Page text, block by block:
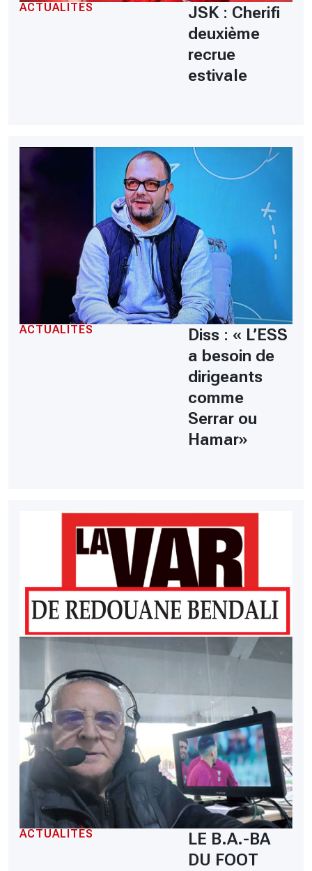
ACTUALITÉS
JSK : Cherifi
deuxième
recrue
estivale
ACTUALITÉS
Diss : « L’ESS
a besoin de
dirigeants
comme
Serrar ou
Hamar»
ACTUALITÉS
LE B.A.-BA
DU FOOT